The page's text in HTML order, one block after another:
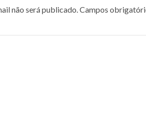
não será publicado.Campos